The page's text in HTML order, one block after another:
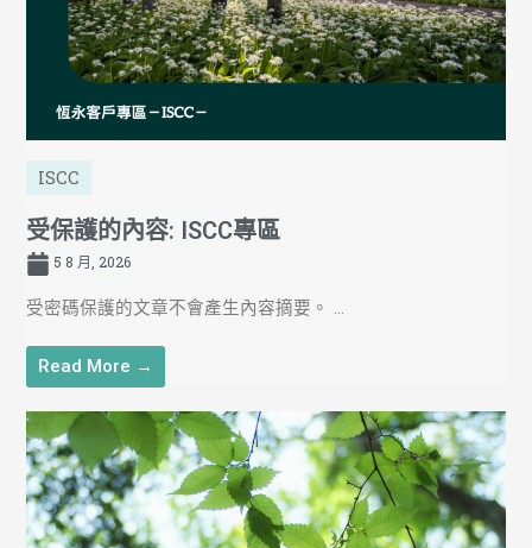
ISCC
受保護的內容: ISCC專區
5 8 月, 2026
受密碼保護的文章不會產生內容摘要。 ...
Read More →